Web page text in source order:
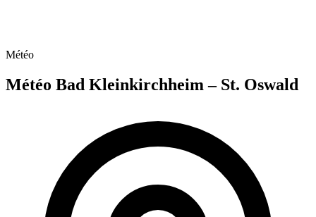
Météo
Météo Bad Kleinkirchheim – St. Oswald